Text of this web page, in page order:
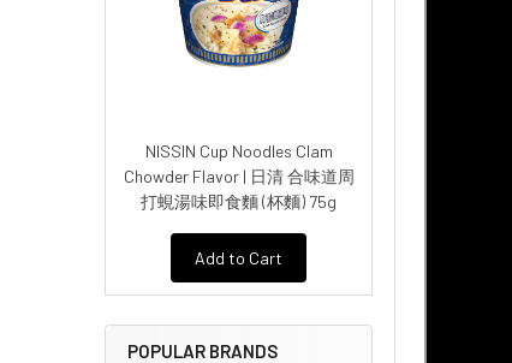
NISSIN Cup Noodles Clam
Chowder Flavor | 日清 合味道周
打蜆湯味即食麵 (杯麵) 75g
Add to Cart
POPULAR BRANDS